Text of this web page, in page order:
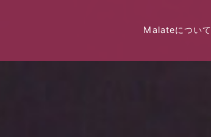
Malateについて